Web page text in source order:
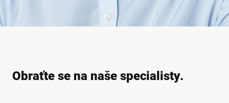
Obraťte se na naše specialisty.